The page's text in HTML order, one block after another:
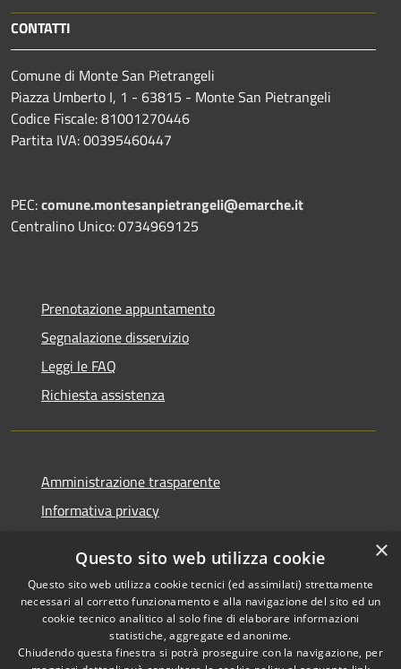
CONTATTI
Comune di Monte San Pietrangeli
Piazza Umberto I, 1 - 63815 - Monte San Pietrangeli
Codice Fiscale: 81001270446
Partita IVA: 00395460447
PEC:comune.montesanpietrangeli@emarche.it
Centralino Unico: 0734969125
Prenotazione appuntamento
Segnalazione disservizio
Leggi le FAQ
Richiesta assistenza
Amministrazione trasparente
Informativa privacy
Dichiarazione di accessibilità
RSS
Copyright © 2026 • Comune di
×
Questo sito web utilizza cookie
Questo sito web utilizza cookie tecnici (ed assimilati) strettamente
necessari al corretto funzionamento e alla navigazione del sito ed un
cookie tecnico analitico al solo fine di elaborare informazioni
statistiche, aggregate ed anonime.
Chiudendo questa finestra si potrà proseguire con la navigazione, per